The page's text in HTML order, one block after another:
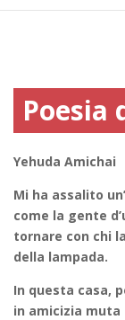
Poesia
Yehuda Amichai
Mi ha assalito
come la gente
tornare con chi
della lampada.
In questa casa,
in amicizia muta